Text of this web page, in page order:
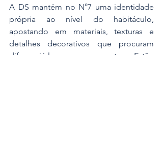
A DS mantém no N°7 uma identidade
própria ao nível do habitáculo,
apostando em materiais, texturas e
detalhes decorativos que procuram
diferenciá-lo no segmento. Estão